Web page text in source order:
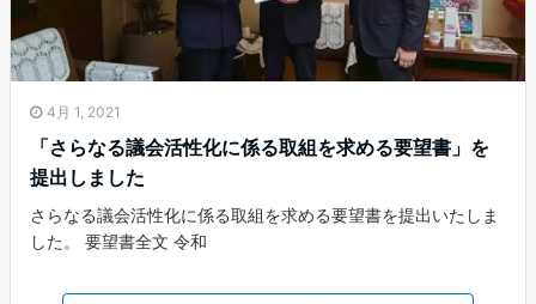
4月 1, 2021
「さらなる議会活性化に係る取組を求める要望書」を
提出しました
さらなる議会活性化に係る取組を求める要望書を提出いたしま
した。 要望書全文 令和